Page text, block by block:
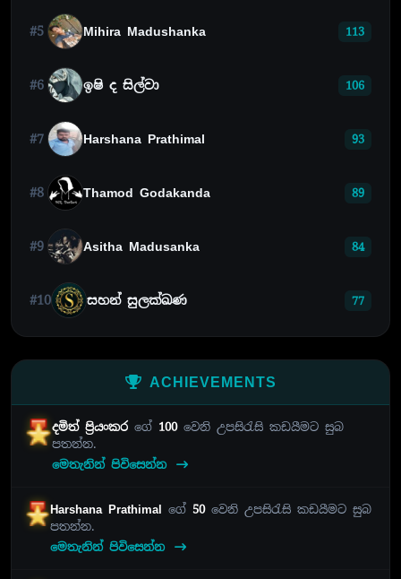
#5 Mihira Madushanka 113
#6 ඉෂි ද සිල්වා 106
#7 Harshana Prathimal 93
#8 Thamod Godakanda 89
#9 Asitha Madusanka 84
#10 සහන් සුලක්ඛණ 77
ACHIEVEMENTS
දමිත් ප්‍රියංකරගේ 100වෙනි උපසිරැසි කඩයීමට සුබ
පතන්න.
මෙතැනින් පිවිසෙන්න
Harshana Prathimal ගේ 50වෙනි උපසිරැසි කඩයීමට සුබ
පතන්න.
මෙතැනින් පිවිසෙන්න